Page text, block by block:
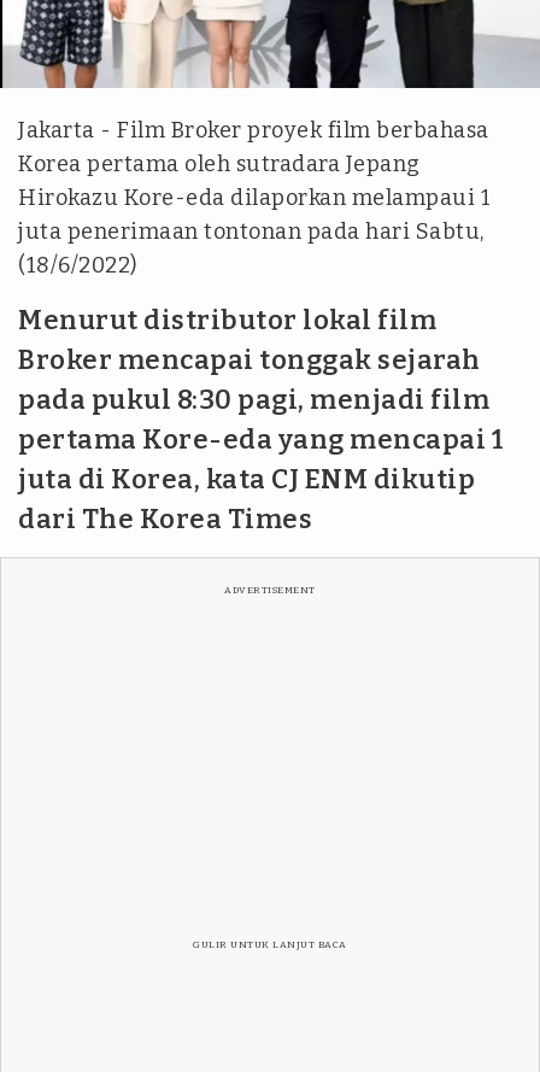
reuters
Jakarta - Film Broker proyek film berbahasa
Korea pertama oleh sutradara Jepang
Hirokazu Kore-eda dilaporkan melampaui 1
juta penerimaan tontonan pada hari Sabtu,
(18/6/2022)
Menurut distributor lokal film
Broker mencapai tonggak sejarah
pada pukul 8:30 pagi, menjadi film
pertama Kore-eda yang mencapai 1
juta di Korea, kata CJ ENM dikutip
dari The Korea Times
ADVERTISEMENT
GULIR UNTUK LANJUT BACA